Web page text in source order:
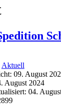
Aktuell
09. August
August 2024
04.